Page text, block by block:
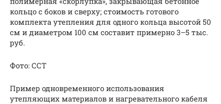
кольцо с боков и сверху; стоимость готового
комплекта утепления для одного кольца высотой 50
см и диаметром 100 см составит примерно 3–5 тыс.
руб.
Фото: ССТ
Пример одновременного использования
утепляющих материалов и нагревательного кабеля